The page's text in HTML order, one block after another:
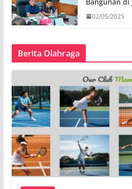
02/05/2025
Berita Olahraga